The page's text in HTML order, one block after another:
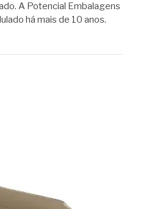
A Potencial Embalagens
há mais de 10 anos.